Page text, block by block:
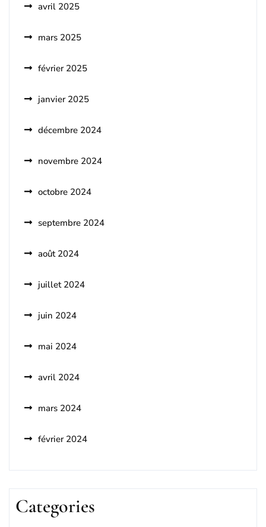
avril 2025
mars 2025
février 2025
janvier 2025
décembre 2024
novembre 2024
octobre 2024
septembre 2024
août 2024
juillet 2024
juin 2024
mai 2024
avril 2024
mars 2024
février 2024
Categories